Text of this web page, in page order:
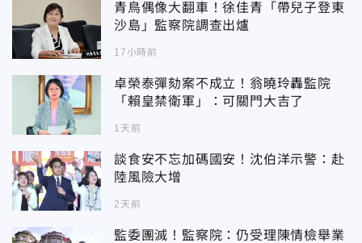
青鳥偶像大翻車！徐佳青「帶兒子登東
沙島」監察院調查出爐
17小時前
卓榮泰彈劾案不成立！翁曉玲轟監院
「賴皇禁衛軍」：可關門大吉了
1天前
談食安不忘加碼國安！沈伯洋示警：赴
陸風險大增
2天前
監委團滅！監察院：仍受理陳情檢舉業